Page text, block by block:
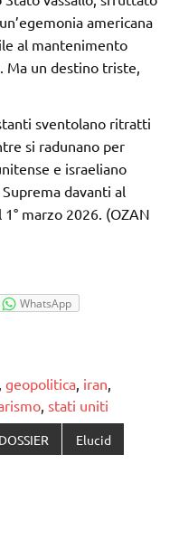
americana
al mantenimento
Ma un destino triste,
sventolano ritratti
si radunano per
e israeliano
Suprema davanti al
marzo 2026. (OZAN
WhatsApp
geopolitica iran
stati uniti
DOSSIER Elucid